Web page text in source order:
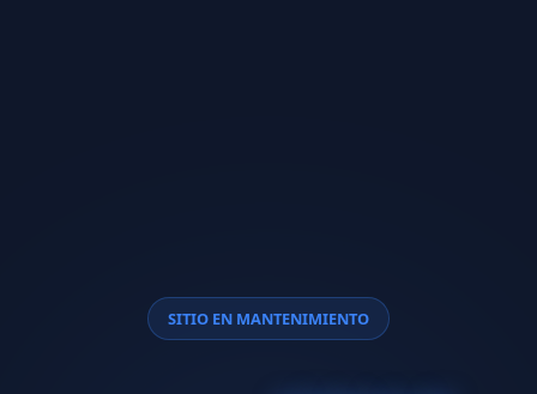
SITIO EN MANTENIMIENTO